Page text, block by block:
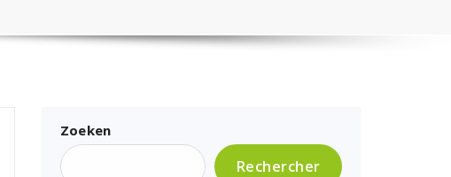
Zoeken
Rechercher